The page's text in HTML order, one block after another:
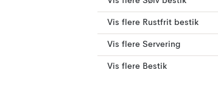
Vis flere Rustfrit bestik
Vis flere Servering
Vis flere Bestik